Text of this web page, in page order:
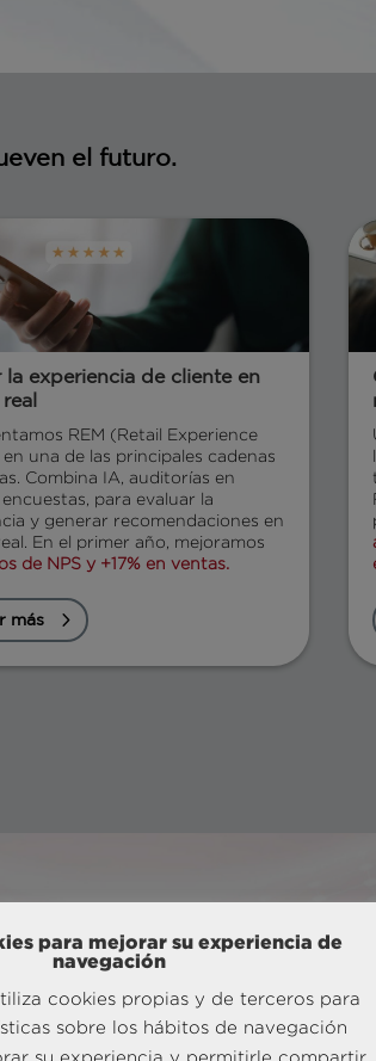
el futuro.
la experiencia de cliente en
REM (Retail Experience
una de las principales cadenas
Combina IA, auditorías en
para evaluar la
y generar recomendaciones en
En el primer año, mejoramos
de NPS y +17% en ventas.
más
la experiencia del cliente para
los ingresos en Retail
para mejorar su experiencia de
navegación
cookies propias y de terceros para
sobre los hábitos de navegación
su experiencia y permitirle compartir